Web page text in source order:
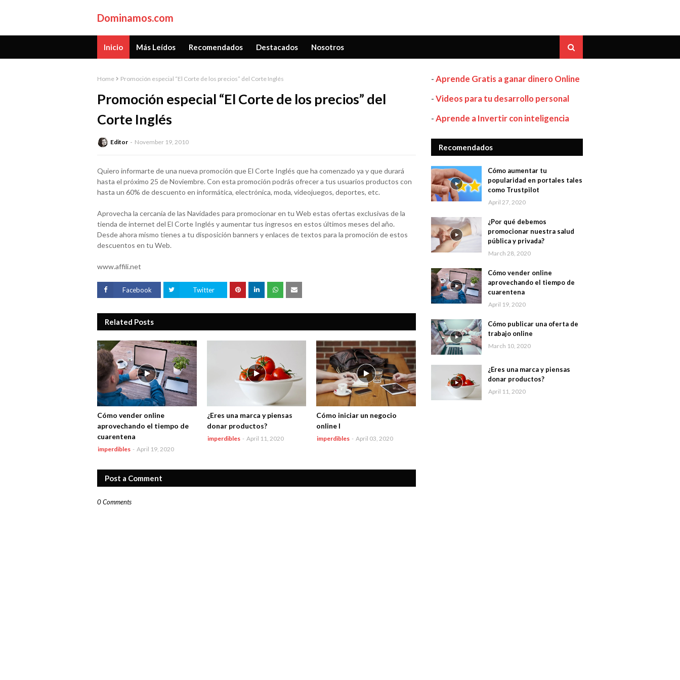
Dominamos.com
Inicio Más Leídos Recomendados Destacados Nosotros
Home Promoción especial “El Corte de los precios” del Corte Inglés
Promoción especial “El Corte de los precios” del
Corte Inglés
Editor November 19, 2010
Quiero informarte de una nueva promoción que El Corte Inglés que ha comenzado ya y que durará
hasta el próximo 25 de Noviembre. Con esta promoción podrás ofrecer a tus usuarios productos con
hasta un 60% de descuento en informática, electrónica, moda, videojuegos, deportes, etc.
Aprovecha la cercanía de las Navidades para promocionar en tu Web estas ofertas exclusivas de la
tienda de internet del El Corte Inglés y aumentar tus ingresos en estos últimos meses del año.
Desde ahora mismo tienes a tu disposición banners y enlaces de textos para la promoción de estos
descuentos en tu Web.
www.affili.net
Facebook Twitter
Related Posts
Cómo vender online
aprovechando el tiempo de
cuarentena
imperdibles - April 19, 2020
¿Eres una marca y piensas
donar productos?
imperdibles - April 11, 2020
Cómo iniciar un negocio
online I
imperdibles - April 03, 2020
Post a Comment
0 Comments
-Aprende Gratis a ganar dinero Online
-Videos para tu desarrollo personal
-Aprende a Invertir con inteligencia
Recomendados
Cómo aumentar tu
popularidad en portales tales
como Trustpilot
April 27, 2020
¿Por qué debemos
promocionar nuestra salud
pública y privada?
March 28, 2020
Cómo vender online
aprovechando el tiempo de
cuarentena
April 19, 2020
Cómo publicar una oferta de
trabajo online
March 10, 2020
¿Eres una marca y piensas
donar productos?
April 11, 2020